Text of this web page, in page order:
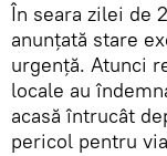
În seara zilei de
anunțată stare
urgență. Atunci
locale au
acasă întrucât
pericol pentru